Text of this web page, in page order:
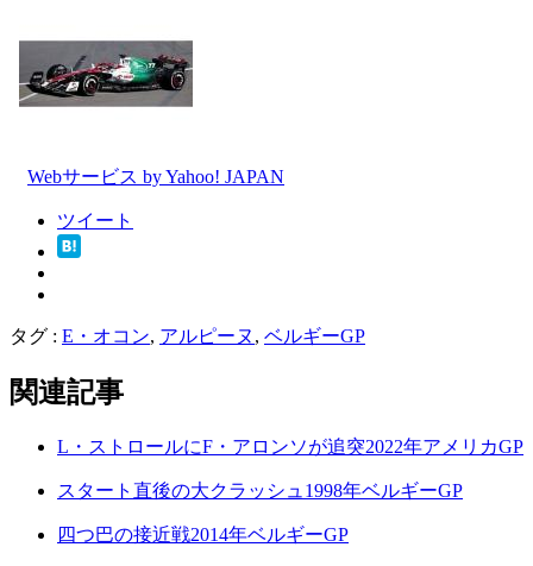
Webサービス by Yahoo! JAPAN
ツイート
タグ : E・オコン, アルピーヌ , ベルギーGP
関連記事
L・ストロールにF・アロンソが追突2022年アメリカGP
スタート直後の大クラッシュ1998年ベルギーGP
四つ巴の接近戦2014年ベルギーGP